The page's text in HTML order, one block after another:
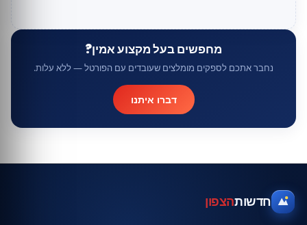
מחפשים בעל מקצוע אמין?
נחבר אתכם לספקים מומלצים שעובדים עם הפורטל — ללא עלות.
דברו איתנו
חדשותהצפון